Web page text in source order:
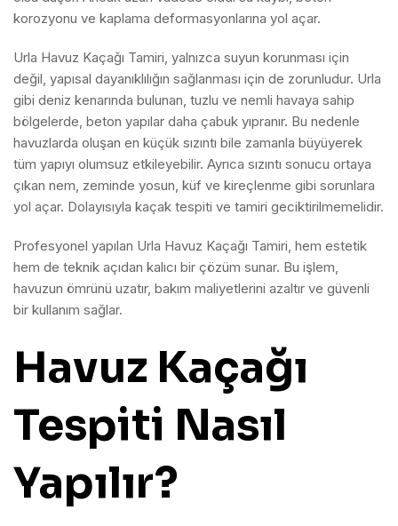
korozyonu ve kaplama deformasyonlarına yol açar.
Urla Havuz Kaçağı Tamiri, yalnızca suyun korunması için
değil, yapısal dayanıklılığın sağlanması için de zorunludur. Urla
gibi deniz kenarında bulunan, tuzlu ve nemli havaya sahip
bölgelerde, beton yapılar daha çabuk yıpranır. Bu nedenle
havuzlarda oluşan en küçük sızıntı bile zamanla büyüyerek
tüm yapıyı olumsuz etkileyebilir. Ayrıca sızıntı sonucu ortaya
çıkan nem, zeminde yosun, küf ve kireçlenme gibi sorunlara
yol açar. Dolayısıyla kaçak tespiti ve tamiri geciktirilmemelidir.
Profesyonel yapılan Urla Havuz Kaçağı Tamiri, hem estetik
hem de teknik açıdan kalıcı bir çözüm sunar. Bu işlem,
havuzun ömrünü uzatır, bakım maliyetlerini azaltır ve güvenli
bir kullanım sağlar.
Havuz Kaçağı
Tespiti Nasıl
Yapılır?